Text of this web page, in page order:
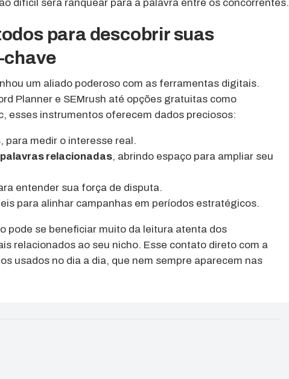
difícil será ranquear para a palavra entre os concorrentes.
para descobrir suas
chave
um aliado poderoso com as ferramentas digitais.
Planner e SEMrush até opções gratuitas como
esses instrumentos oferecem dados preciosos:
, para medir o interesse real.
relacionadas, abrindo espaço para ampliar seu
entender sua força de disputa.
para alinhar campanhas em períodos estratégicos.
pode se beneficiar muito da leitura atenta dos
relacionados ao seu nicho. Esse contato direto com a
usados no dia a dia, que nem sempre aparecem nas